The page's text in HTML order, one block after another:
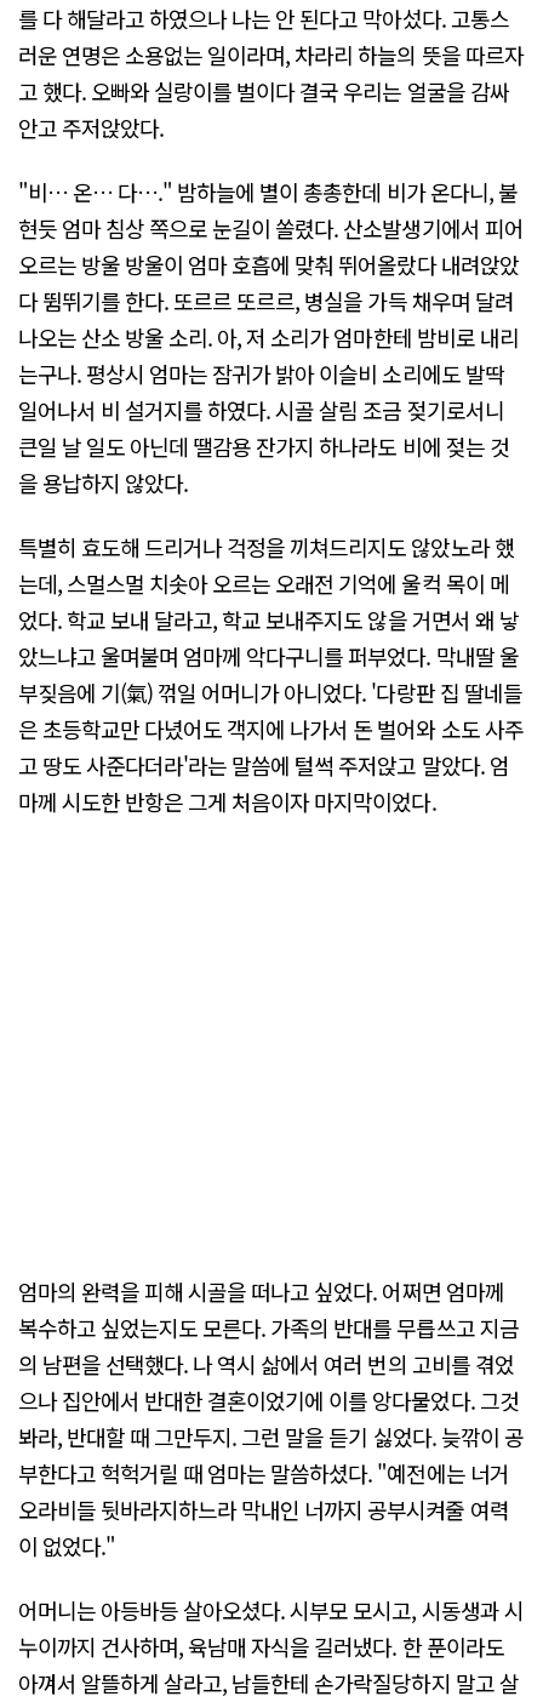
를 다 해달라고 하였으나 나는 안 된다고 막아섰다. 고통스
러운 연명은 소용없는 일이라며, 차라리 하늘의 뜻을 따르자
고 했다. 오빠와 실랑이를 벌이다 결국 우리는 얼굴을 감싸
안고 주저앉았다.
"비… 온… 다…." 밤하늘에 별이 총총한데 비가 온다니, 불
현듯 엄마 침상 쪽으로 눈길이 쏠렸다. 산소발생기에서 피어
오르는 방울 방울이 엄마 호흡에 맞춰 뛰어올랐다 내려앉았
다 뜀뛰기를 한다. 또르르 또르르, 병실을 가득 채우며 달려
나오는 산소 방울 소리. 아, 저 소리가 엄마한테 밤비로 내리
는구나. 평상시 엄마는 잠귀가 밝아 이슬비 소리에도 발딱
일어나서 비 설거지를 하였다. 시골 살림 조금 젖기로서니
큰일 날 일도 아닌데 땔감용 잔가지 하나라도 비에 젖는 것
을 용납하지 않았다.
특별히 효도해 드리거나 걱정을 끼쳐드리지도 않았노라 했
는데, 스멀스멀 치솟아 오르는 오래전 기억에 울컥 목이 메
었다. 학교 보내 달라고, 학교 보내주지도 않을 거면서 왜 낳
았느냐고 울며불며 엄마께 악다구니를 퍼부었다. 막내딸 울
부짖음에 기(氣) 꺾일 어머니가 아니었다. '다랑판 집 딸네들
은 초등학교만 다녔어도 객지에 나가서 돈 벌어와 소도 사주
고 땅도 사준다더라'라는 말씀에 털썩 주저앉고 말았다. 엄
마께 시도한 반항은 그게 처음이자 마지막이었다.
엄마의 완력을 피해 시골을 떠나고 싶었다. 어쩌면 엄마께
복수하고 싶었는지도 모른다. 가족의 반대를 무릅쓰고 지금
의 남편을 선택했다. 나 역시 삶에서 여러 번의 고비를 겪었
으나 집안에서 반대한 결혼이었기에 이를 앙다물었다. 그것
봐라, 반대할 때 그만두지. 그런 말을 듣기 싫었다. 늦깎이 공
부한다고 헉헉거릴 때 엄마는 말씀하셨다. "예전에는 너거
오라비들 뒷바라지하느라 막내인 너까지 공부시켜줄 여력
이 없었다."
어머니는 아등바등 살아오셨다. 시부모 모시고, 시동생과 시
누이까지 건사하며, 육남매 자식을 길러냈다. 한 푼이라도
아껴서 알뜰하게 살라고, 남들한테 손가락질당하지 말고 살